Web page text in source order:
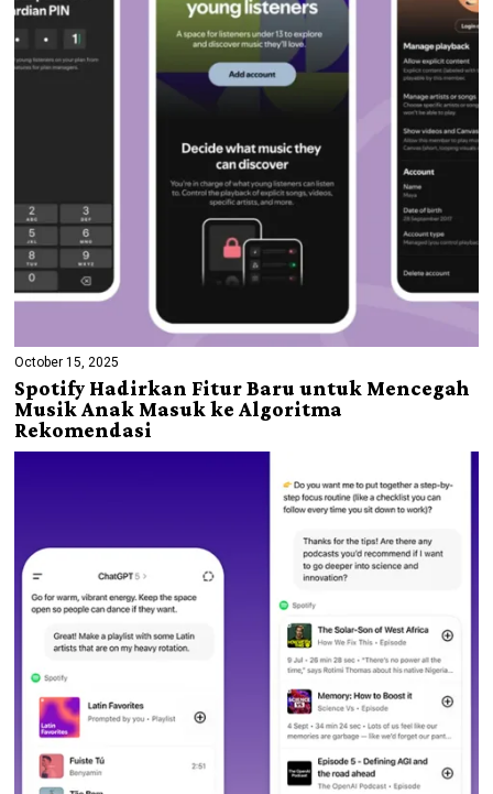
October 15, 2025
Spotify Hadirkan Fitur Baru untuk Mencegah
Musik Anak Masuk ke Algoritma
Rekomendasi